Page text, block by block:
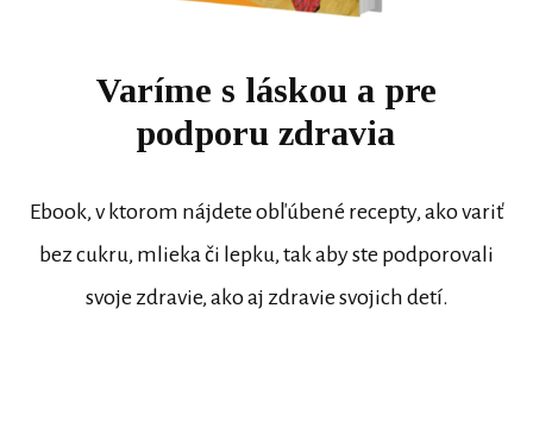
Varíme s láskou a pre
podporu zdravia
Ebook, v ktorom nájdete obľúbené recepty, ako variť
bez cukru, mlieka či lepku, tak aby ste podporovali
svoje zdravie, ako aj zdravie svojich detí.